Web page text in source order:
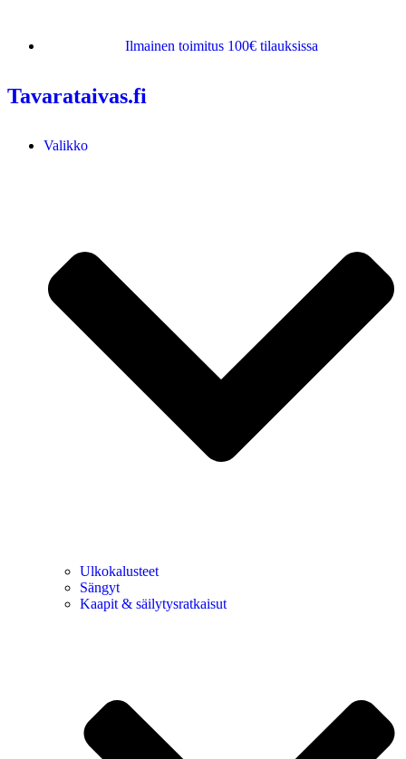
Ilmainen toimitus 100€ tilauksissa
Tavarataivas.fi
Valikko
Ulkokalusteet
Sängyt
Kaapit & säilytysratkaisut